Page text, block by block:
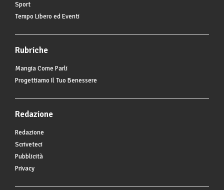
Sport
Tempo Libero ed Eventi
Rubriche
Mangia Come Parli
Progettiamo Il Tuo Benessere
Redazione
Redazione
Scriveteci
Pubblicità
Privacy